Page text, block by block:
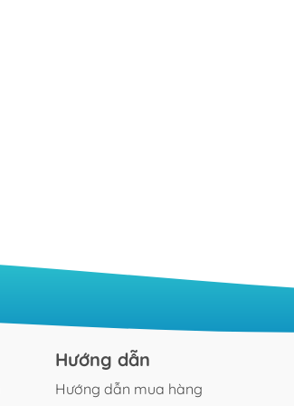
Hướng dẫn
Hướng dẫn mua hàng